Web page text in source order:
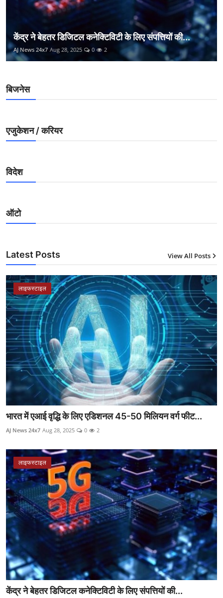
केंद्र ने बेहतर डिजिटल कनेक्टिविटी के लिए संपत्तियों की...
AJ News 24x7 Aug 28, 2025 0 2
बिजनेस
एजुकेशन / करियर
विदेश
ऑटो
Latest Posts View All Posts
लाइफस्टाइल
भारत में एआई वृद्धि के लिए एडिशनल 45-50 मिलियन वर्ग फीट...
AJ News 24x7 Aug 28, 2025 0 2
लाइफस्टाइल
केंद्र ने बेहतर डिजिटल कनेक्टिविटी के लिए संपत्तियों की...